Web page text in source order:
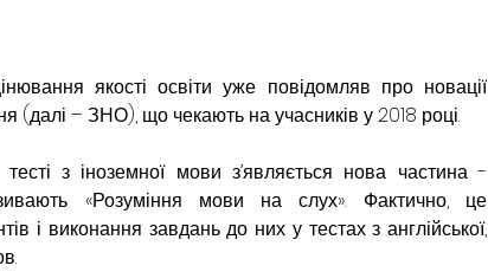
якості освіти уже повідомляв про новації
(далі – ЗНО), що чекають на учасників у 2018 році.
з іноземної мови з’являється нова частина -
«Розуміння мови на слух». Фактично, це
і виконання завдань до них у тестах з англійської,